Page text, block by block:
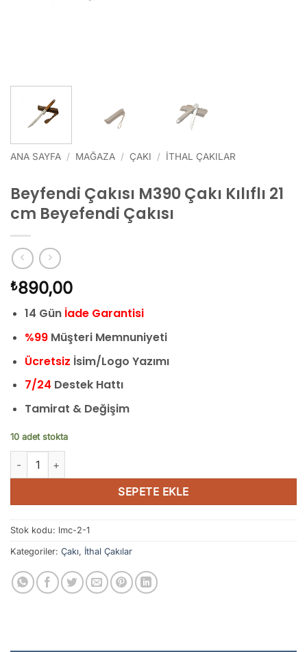
ANA SAYFA / MAĞAZA / ÇAKI / İTHAL ÇAKILAR
Beyfendi Çakısı M390 Çakı Kılıflı 21
cm Beyefendi Çakısı
₺890,00
14 Gün İade Garantisi
%99Müşteri Memnuniyeti
Ücretsiz İsim/Logo Yazımı
7/24 Destek Hattı
Tamirat & Değişim
10 adet stokta
Beyfendi Çakısı M390 Çakı Kılıflı 21 cm Beyefendi Çakısı adet
SEPETE EKLE
Stok kodu: lmc-2-1
Kategoriler: Çakı, İthal Çakılar